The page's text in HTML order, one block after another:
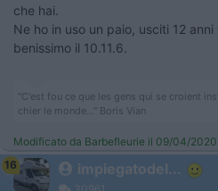
che hai.
Ne ho in uso un paio, usciti 12
benissimo il 10.11.6.
"C'est fou ce que les gens qui se croient
chier le monde..." Boris Vian
Modificato da Barbefleurie il 09/04/
16
impiegatodel...